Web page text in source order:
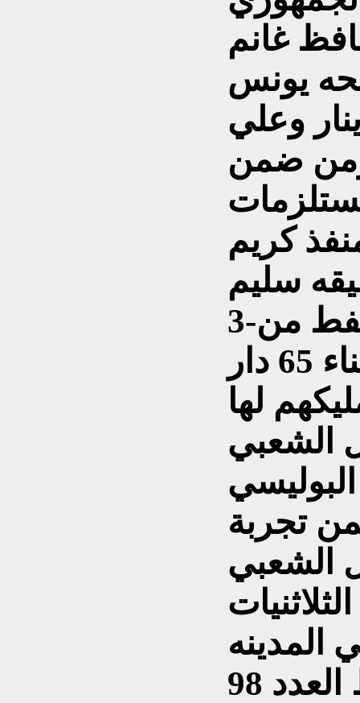
غانم
يونس
الف دينار وعلي
ومن ضمن
كريم
سليم
3-ساهمت بتزويد شرطة النفط من
مستلزمات البناء كافه لبناء 65 دار
لها
الشعبي
تجربة
الشعبي
المدينه
مجلة العاملون في النفط العدد 98